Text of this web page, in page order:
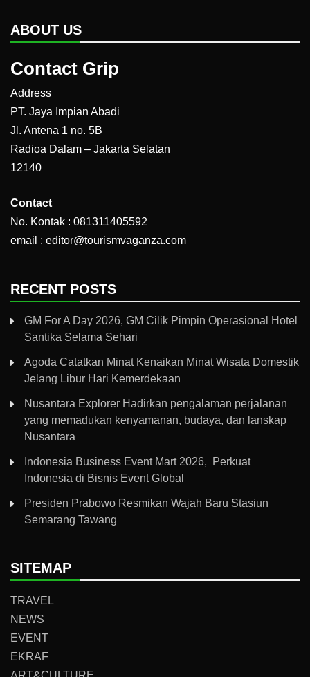
ABOUT US
Contact Grip
Address
PT. Jaya Impian Abadi
Jl. Antena 1 no. 5B
Radioa Dalam – Jakarta Selatan
12140
Contact
No. Kontak : 081311405592
email : editor@tourismvaganza.com
RECENT POSTS
GM For A Day 2026, GM Cilik Pimpin Operasional Hotel
Santika Selama Sehari
Agoda Catatkan Minat Kenaikan Minat Wisata Domestik
Jelang Libur Hari Kemerdekaan
Nusantara Explorer Hadirkan pengalaman perjalanan
yang memadukan kenyamanan, budaya, dan lanskap
Nusantara
Indonesia Business Event Mart 2026, Perkuat
Indonesia di Bisnis Event Global
Presiden Prabowo Resmikan Wajah Baru Stasiun
Semarang Tawang
SITEMAP
TRAVEL
NEWS
EVENT
EKRAF